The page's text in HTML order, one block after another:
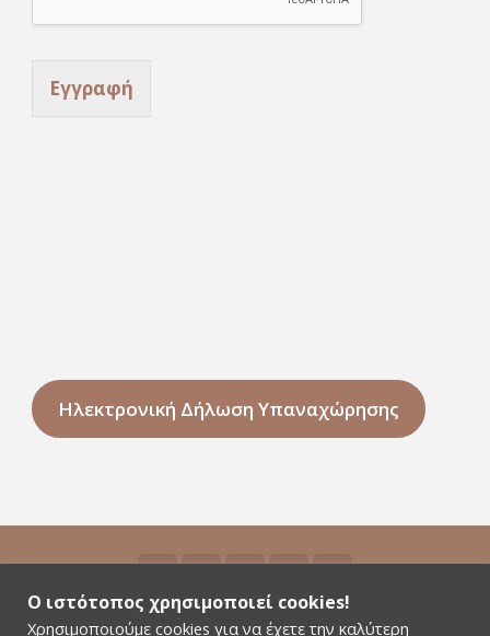
Εγγραφή
Ηλεκτρονική Δήλωση Υπαναχώρησης
©2026 Niyamas Yoga - All rights reserved - Αρ.
Ο ιστότοπος χρησιμοποιεί cookies!
Χρησιμοποιούμε cookies για να έχετε την καλύτερη